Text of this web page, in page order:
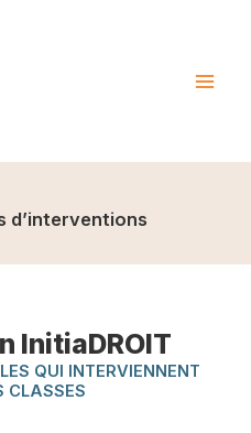
d’interventions
InitiaDROIT
QUI INTERVIENNENT
CLASSES